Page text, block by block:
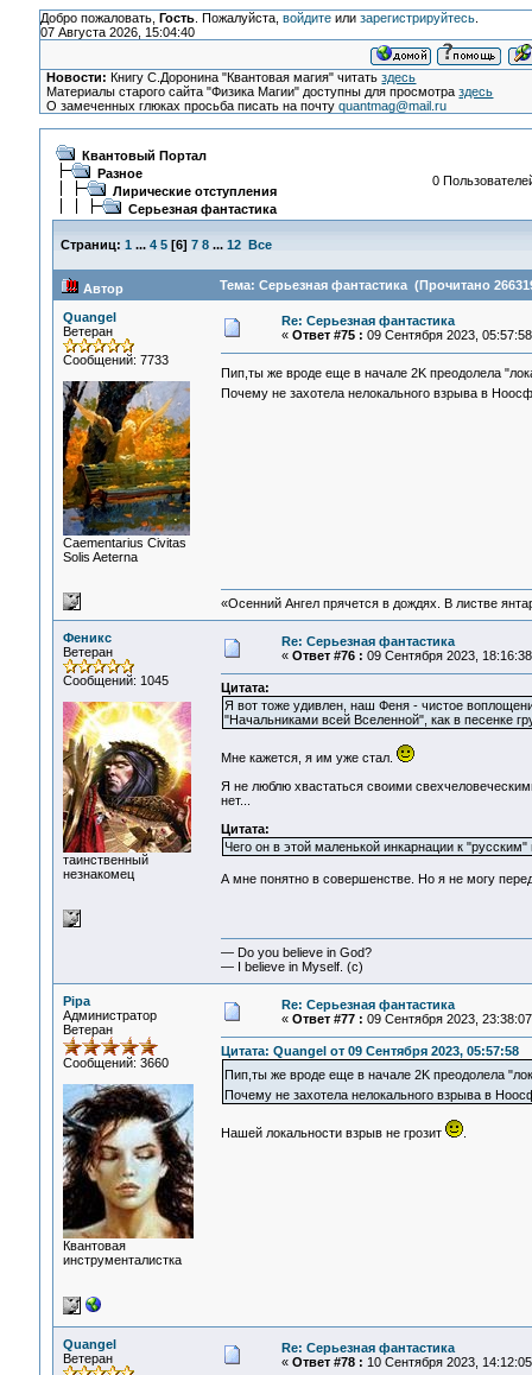
Добро пожаловать, Гость. Пожалуйста, войдитеили зарегистрируйтесь.
07 Августа 2026, 15:04:40
Новости: Книгу С.Доронина "Квантовая магия" читатьздесь
Материалы старого сайта "Физика Магии" доступны для просмотраздесь
О замеченных глюках просьба писать на почтуquantmag@mail.ru
Квантовый Портал
Разное
Лирические отступления
Серьезная фантастика
0
Страниц: 1 ... 4 5[6] 7 8 ... 12 Все
Автор Тема: Серьезная фантастика (Прочитано
Quangel
Ветеран
Сообщений: 7733
Сaementarius Civitas
Solis Aeterna
Re: Серьезная фантастика
« Ответ #75 : 09 Сентября 2023,
Пип,ты же вроде еще в начале 2K преодолела
Почему не захотела нелокального взрыва в
«Осенний Ангел прячется в дождях. В листве
Феникс
Ветеран
Сообщений: 1045
таинственный
незнакомец
Re: Серьезная фантастика
« Ответ #76 : 09 Сентября 2023,
Цитата:
Я вот тоже удивлен, наш Феня - чистое
"Начальниками всей Вселенной", как в песенке
Мне кажется, я им уже стал.
Я не люблю хвастаться своими
нет...
Цитата:
Чего он в этой маленькой инкарнации к "русским"
А мне понятно в совершенстве. Но я не могу
— Do you believe in God?
— I believe in Myself. (c)
Pipa
Администратор
Ветеран
Сообщений: 3660
Квантовая
инструменталистка
Re: Серьезная фантастика
« Ответ #77 : 09 Сентября 2023,
Цитата: Quangel от 09 Сентября 2023, 05:57:58
Пип,ты же вроде еще в начале 2K преодолела
Почему не захотела нелокального взрыва в
Нашей локальности взрыв не грозит .
Quangel
Ветеран
Re: Серьезная фантастика
« Ответ #78 : 10 Сентября 2023,